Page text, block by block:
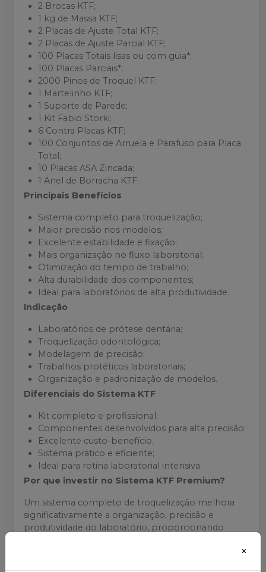
2 Brocas KTF;
1 kg de Massa KTF;
2 Placas de Ajuste Total KTF;
2 Placas de Ajuste Parcial KTF;
100 Placas Totais lisas ou com guia*;
100 Placas Parciais*;
2000 Pinos de Troquel KTF;
1 Martelinho KTF;
1 Suporte de Parede;
1 Kit Fabio Storki;
6 Contra Placas KTF;
100 Conjuntos de Arruela e Parafuso para Placa
Total;
10 Placas ASA Zincada;
1 Anel de Borracha KTF.
Principais Benefícios
Sistema completo para troquelização;
Maior precisão nos modelos;
Excelente estabilidade e fixação;
Mais organização no fluxo laboratorial;
Otimização do tempo de trabalho;
Alta durabilidade dos componentes;
Ideal para laboratórios de alta produtividade.
Indicação
Laboratórios de prótese dentária;
Troquelização odontológica;
Modelagem de precisão;
Trabalhos protéticos laboratoriais;
Organização e padronização de modelos.
Diferenciais do Sistema KTF
Kit completo e profissional;
Componentes desenvolvidos para alta precisão;
Excelente custo-benefício;
Sistema prático e eficiente;
Ideal para rotina laboratorial intensiva.
Por que investir no Sistema KTF Premium?
Um sistema completo de troquelização melhora
significativamente a organização, precisão e
produtividade do laboratório, proporcionando
×